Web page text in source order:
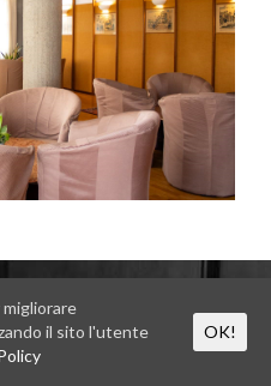
il sito l'utente
OK!